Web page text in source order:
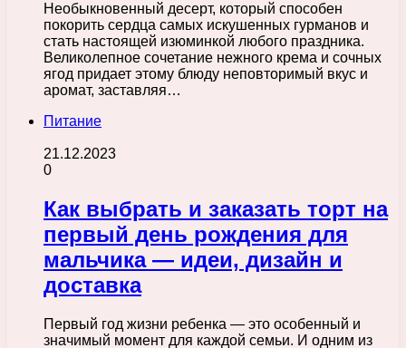
Необыкновенный десерт, который способен
покорить сердца самых искушенных гурманов и
стать настоящей изюминкой любого праздника.
Великолепное сочетание нежного крема и сочных
ягод придает этому блюду неповторимый вкус и
аромат, заставляя…
Питание
21.12.2023
0
Как выбрать и заказать торт на
первый день рождения для
мальчика — идеи, дизайн и
доставка
Первый год жизни ребенка — это особенный и
значимый момент для каждой семьи. И одним из